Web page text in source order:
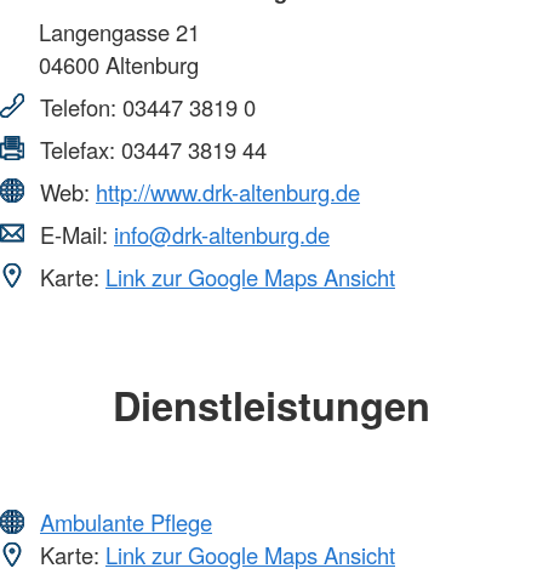
Langengasse 21
04600Altenburg
Telefon: 03447 3819 0
Telefax: 03447 3819 44
Web: http://www.drk-altenburg.de
E-Mail: info@drk-altenburg.de
Karte: Link zur Google Maps Ansicht
Dienstleistungen
Ambulante Pflege
Karte: Link zur Google Maps Ansicht